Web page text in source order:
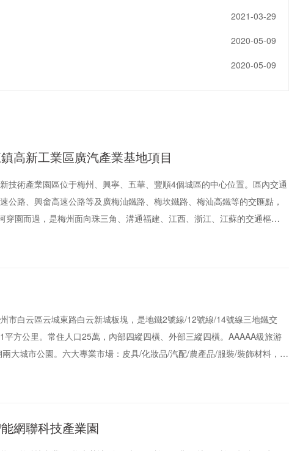
2021-03-29
2020-05-09
2020-05-09
高新工業區廣汽產業基地項目
術產業園區位于梅州、興寧、五華、豐順4個城區的中心位置。區內交通
公路、興畬高速公路等及廣梅汕鐵路、梅坎鐵路、梅汕高鐵等的交匯點，
穿園而過，是梅州面向珠三角、溝通福建、江西、浙江、江蘇的交通樞
高新區是廣東省十大重點產業轉移工業園、廣東省首批循環經濟示范工業
性新興產業基地。
白云區云城東路白云新城板塊，是地鐵2號線/12號線/14號線三地鐵交
平方公里。常住人口25萬，內部四縱四橫、外部三縱四橫。AAAAA級旅游
大城市公園。六大專業市場：皮具/化妝品/汽配/農產品/服裝/裝飾材料，
網聯科技產業園